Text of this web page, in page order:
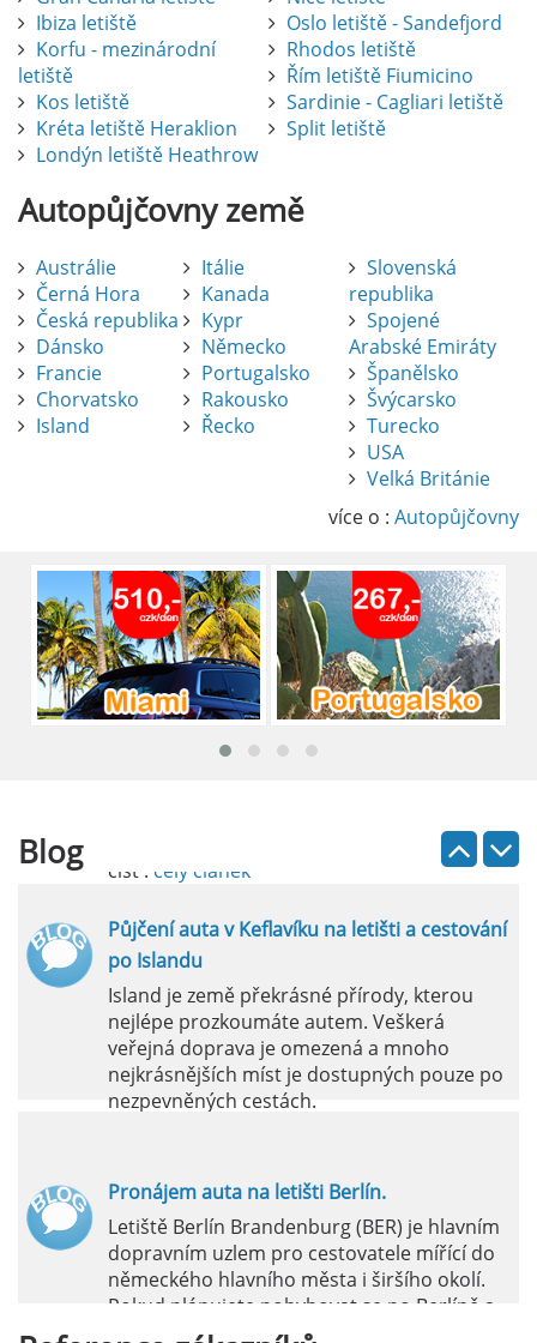
Ibiza letiště
Korfu - mezinárodní
letiště
Kos letiště
Kréta letiště Heraklion
Londýn letiště Heathrow
Oslo letiště - Sandefjord
Rhodos letiště
Řím letiště Fiumicino
Sardinie - Cagliari letiště
Split letiště
Autopůjčovnyzemě
Austrálie
Černá Hora
Česká republika
Dánsko
Francie
Chorvatsko
Island
Itálie
Kanada
Kypr
Německo
Portugalsko
Rakousko
Řecko
Slovenská
republika
Spojené
Arabské Emiráty
Španělsko
Švýcarsko
Turecko
USA
Velká Británie
více o : Autopůjčovny
Blog
Pronájem auta na letišti Alicante
Půjčení auta na letišti v Alicante je výborný
způsob, jak pohodlně objevovat město i jeho
brána do regionu Costa Blanca, se nachází
přibližně 9 km od centra Alicante.
číst :celý článek
Pronájem auta na letišti Lefkada: Kompletní
průvodce
Půjčení auta na letišti Lefkada je skvělý
číst : celý článek
Půjčení auta v Keflavíku na letišti a cestování
po Islandu
Island je země překrásné přírody, kterou
nejlépe prozkoumáte autem. Veškerá
veřejná doprava je omezená a mnoho
nejkrásnějších míst je dostupných pouze po
nezpevněných cestách.
Pronájem auta na letišti Berlín.
Letiště Berlín Brandenburg (BER) je hlavním
dopravním uzlem pro cestovatele mířící do
německého hlavního města i širšího okolí.
Pokud plánujete pohybovat se po Berlíně a
okolních regionech bez omezení, pronájem